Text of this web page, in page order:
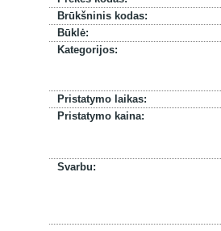
Brūkšninis kodas:
Būklė:
Kategorijos:
Pristatymo laikas:
Pristatymo kaina:
Svarbu: